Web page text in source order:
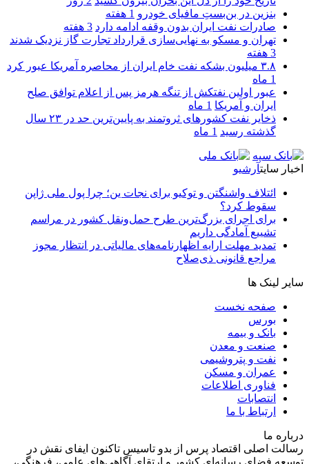
بنزین در بن‌بستِ مافیای خودرو 1 هفته
صادرات نفت ایران بدون وقفه ادامه دارد 3 هفته
تهران و مسکو به نهایی‌سازی قرارداد تجارت گاز نزدیک شدند
3 هفته
۳.۸ میلیون بشکه نفت خام ایران از محاصره آمریکا عبور کرد
1 ماه
عبور اولین نفتکش از تنگه هرمز پس از اعلام توافق صلح
ایران و آمریکا 1 ماه
ذخایر نفت کشورهای ثروتمند به پایین‌ترین حد در ۲۳ سال
گذشته رسید 1 ماه
اخبار سایتآرشیو
ائتلاف واشنگتن و توکیو برای نجات ین؛ چرا پول ملی ژاپن
سقوط کرد؟
برای اجرای بزرگ‌ترین طرح حمل‌ونقل کشور در مراسم
تشییع آمادگی داریم
تمدید مهلت ارایه اظهارنامه‌های مالیاتی در انتظار مجوز
مراجع قانونی ذی‌‏صلاح
سایر لینک ها
صفحه نخست
بورس
بانک و بیمه
صنعت و معدن
نفت و پتروشیمی
عمران و مسکن
فناوری اطلاعات
انتصابات
ارتباط با ما
درباره ما
رسالت اصلی اقتصاد پرس از بدو تاسیس تاکنون ایفای نقش در
توسعه فضای رسانه‌ای کشور و ارتقای آگاهی‌های علمی، فرهنگی،